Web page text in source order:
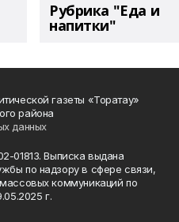
Рубрика "Еда и
напитки"
газеты «Торатау»
района
данных
01813. Выписка выдана
по надзору в сфере связи,
коммуникаций по
г.